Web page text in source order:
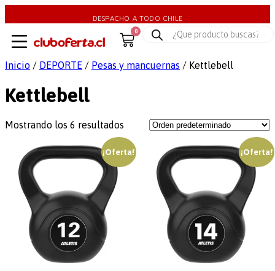
DESPACHO A TODO CHILE
0
Inicio / DEPORTE / Pesas y mancuernas / Kettlebell
Kettlebell
Mostrando los 6 resultados
¡Oferta! ¡Oferta!